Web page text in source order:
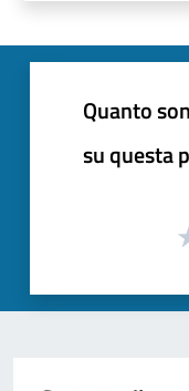
Quanto
su questa